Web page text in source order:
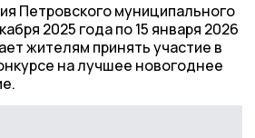
Петровского муниципального
2025 года по 15 января 2026
жителям принять участие в
на лучшее новогоднее